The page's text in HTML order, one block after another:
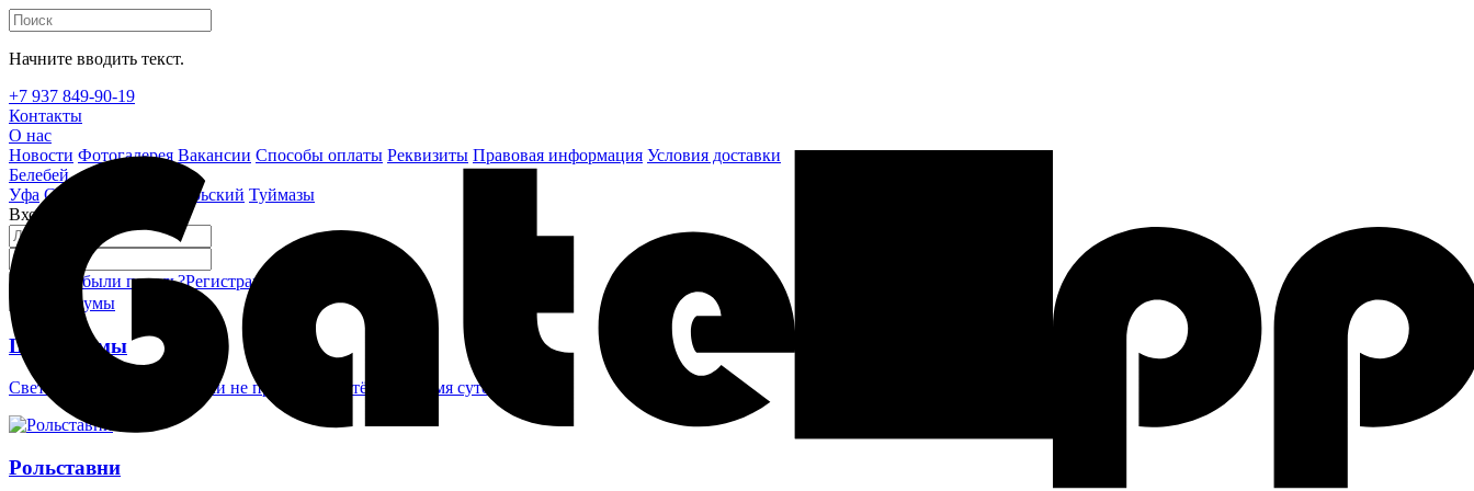
Начните вводить текст.
+7 937 849-90-19
Контакты
О нас
Новости Фотогалерея Вакансии Способы оплаты Реквизиты Правовая информация Условия доставки
Белебей
Уфа Стерлитамак Октябрьский Туймазы
Вход на сайт
Забыли пароль?Регистрация
Шлагбаумы
Светоотражающие наклейки не проглядеть в тёмное время суток
Рольставни